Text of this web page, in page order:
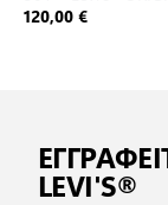
120,00 €
LEVI'S®